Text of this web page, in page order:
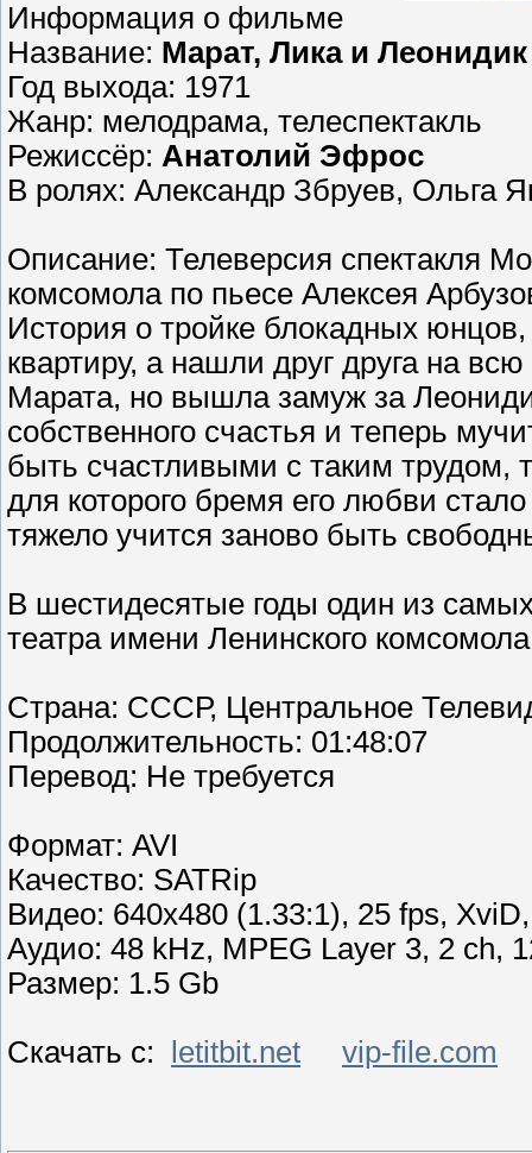
Информация о фильме
Название: Марат, Лика и Леонидик
Год выхода: 1971
Жанр: мелодрама, телеспектакль
Режиссёр: Анатолий Эфрос
В ролях: Александр Збруев, Ольга
Описание: Телеверсия спектакля
комсомола по пьесе Алексея
История о тройке блокадных
квартиру, а нашли друг друга на
Марата, но вышла замуж за
собственного счастья и теперь
быть счастливыми с таким трудом,
для которого бремя его любви
тяжело учится заново быть
В шестидесятые годы один из
театра имени Ленинского
Страна: СССР, Центральное
Продолжительность: 01:48:07
Перевод: Не требуется
Формат: AVI
Качество: SATRip
Видео: 640x480 (1.33:1), 25 fps,
Аудио: 48 kHz, MPEG Layer 3, 2 ch,
Размер: 1.5 Gb
Скачать с: letitbit.net vip-file.com